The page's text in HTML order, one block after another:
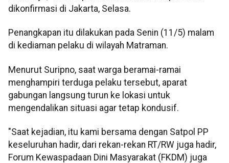
dikonfirmasi di Jakarta, Selasa.
Penangkapan itu dilakukan pada Senin (11/5) malam
di kediaman pelaku di wilayah Matraman.
Menurut Suripno, saat warga beramai-ramai
menghampiri terduga pelaku tersebut, aparat
gabungan langsung turun ke lokasi untuk
mengendalikan situasi agar tetap kondusif.
"Saat kejadian, itu kami bersama dengan Satpol PP
keseluruhan hadir, dari rekan-rekan RT/RW juga hadir,
Forum Kewaspadaan Dini Masyarakat (FKDM) juga